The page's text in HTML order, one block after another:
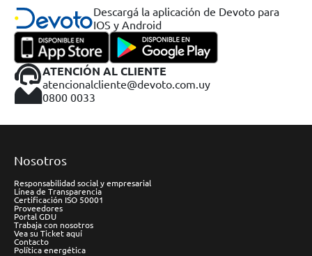
Descargá la aplicación de Devoto para
IOS y Android
ATENCIÓN AL CLIENTE
atencionalcliente@devoto.com.uy
0800 0033
Nosotros
Responsabilidad social y empresarial
Línea de Transparencia
Certificación ISO 50001
Proveedores
Portal GDU
Trabaja con nosotros
Vea su Ticket aquí
Contacto
Política energética